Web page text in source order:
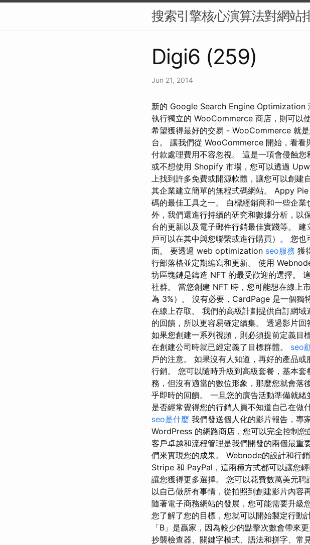
搜索引擎核心演算法對網站
Digi6 (259)
Jun 21, 2014
新的 Google Search Engine Optimization
執行獨立的 WooCommerce 商店，則可以
希望獲得最好的交易 - WooCommerce 就
台。 讓我們從 WooCommerce 開始，看看
付款處理費用不容忽視。 這是一項會侵蝕
或不想使用 Shopify 市場，您可以透過
上找到許多免費或開源軟體，讓您可以創
其企業建立簡單的無程式碼網站。 Appy
碼的最佳工具之一。 白標經銷商和一些企
外，我們還進行持續的研究和數據分析，以
台的更新以及電子郵件行銷最佳實踐等。
戶可以在其中與您聯繫或進行購買）。 您
面。 要透過 web optimization seo服務 獲
行部落格並定期編寫和更新。 使用
坊區塊鏈是鑄造 NFT 的最受歡迎的選擇。
社群。 當您創建 NFT 時，您可能想在線上
為 3%）。 沒有必要，CardPage 是一個獨
在線上存取。 我們的高級計劃提供自訂網
的回饋，所以更容易確定續集。 透過影片
如果您創建一系列視頻，則必須提前定義目
在創建公司時就已經定義了目標群體。 seo
戶的注意。 如果沒有人知道，再好的產品
行銷。 您可以隨時升級到高級套餐，基本
務，但沒有適當的數位形象，那麼您就會落
乎即時的回饋。 一旦您的廣告活動準備就
是否經常覺得您的行銷人員不知道自己在做
seo是什麼 我們發送個人化的影片報告，專
WordPress 的網路商店，您可以完全控制您
客戶卓越和流程管理是我們開發的兩個最重
們來實現您的成果。 Webnode的設計和行
Stripe 和 PayPal，這兩種方式都可以讓您
讓您獲得更多選擇。 您可以花費數萬美元
以自己做所有事情，從拍照到創建影片內容
隨著電子商務網站的發展，您可能需要升級
您了解了您的目標，您就可以開始製定行動
「B」是贏家，因為較少的點擊次數會帶來
抄襲檢查器、關鍵字模式、語法和拼字、常